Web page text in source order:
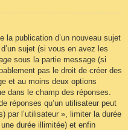
la publication d’un nouveau sujet
sujet (si vous en avez les
sous la partie message (si
pas le droit de créer des
et au moins deux options
dans le champ des réponses.
réponses qu’un utilisateur peut
par l’utilisateur », limiter la durée
durée illimitée) et enfin